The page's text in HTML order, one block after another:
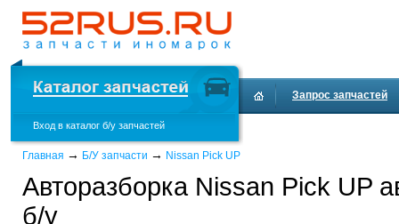
Вход в каталог б/у запчастей
Запрос запчастей
Главная → Б/У запчасти → Nissan Pick UP
Авторазборка Nissan Pick UP
б/у